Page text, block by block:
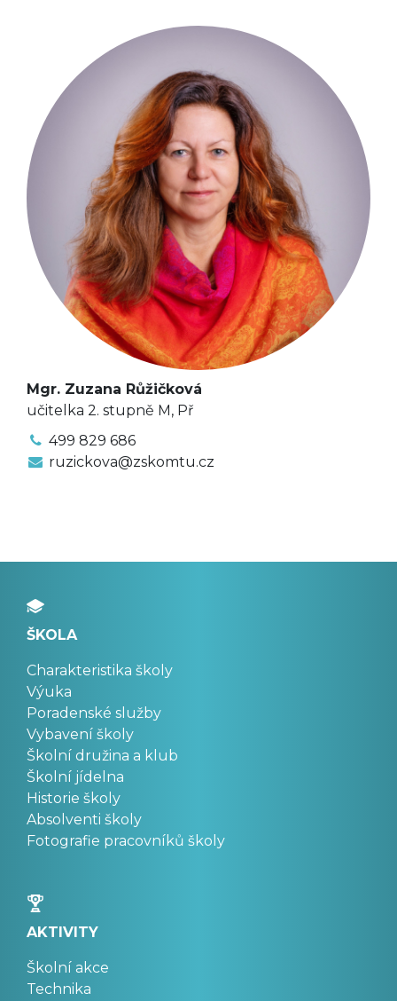
Mgr. Zuzana Růžičková
učitelka 2. stupně M, Př
499 829 686
ruzickova@zskomtu.cz
ŠKOLA
Charakteristika školy
Výuka
Poradenské služby
Vybavení školy
Školní družina a klub
Školní jídelna
Historie školy
Absolventi školy
Fotografie pracovníků školy
AKTIVITY
Školní akce
Technika